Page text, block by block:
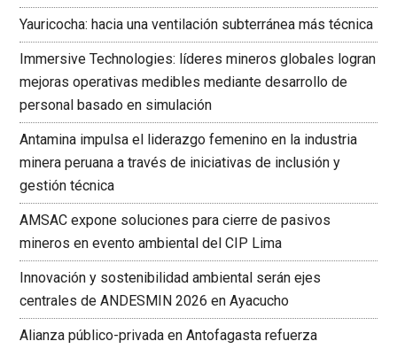
Yauricocha: hacia una ventilación subterránea más técnica
Immersive Technologies: líderes mineros globales logran
mejoras operativas medibles mediante desarrollo de
personal basado en simulación
Antamina impulsa el liderazgo femenino en la industria
minera peruana a través de iniciativas de inclusión y
gestión técnica
AMSAC expone soluciones para cierre de pasivos
mineros en evento ambiental del CIP Lima
Innovación y sostenibilidad ambiental serán ejes
centrales de ANDESMIN 2026 en Ayacucho
Alianza público-privada en Antofagasta refuerza